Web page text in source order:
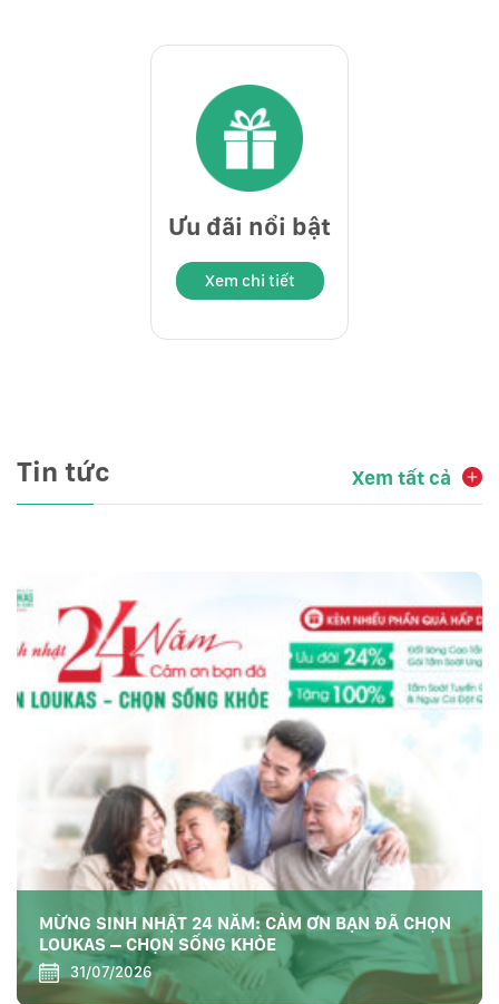
Ưu đãi nổi bật
Xem chi tiết
Tin tức Xem tất cả
MỪNG SINH NHẬT 24 NĂM: CẢM ƠN BẠN ĐÃ CHỌN
LOUKAS – CHỌN SỐNG KHỎE
31/07/2026